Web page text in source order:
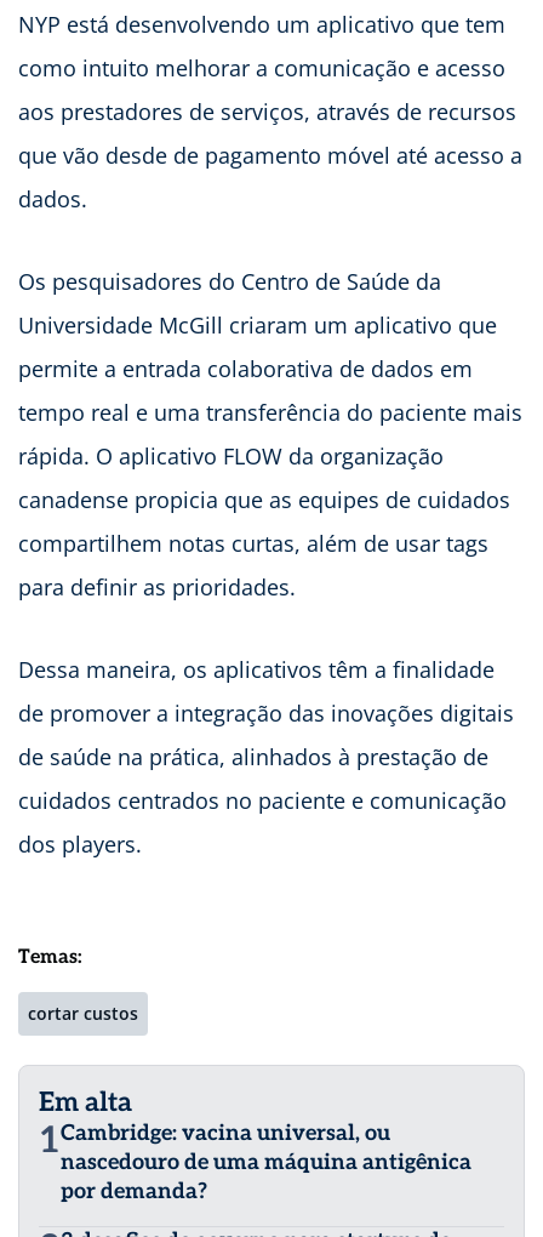
NYP está desenvolvendo um aplicativo que tem
como intuito melhorar a comunicação e acesso
aos prestadores de serviços, através de recursos
que vão desde de pagamento móvel até acesso a
dados.
Os pesquisadores do Centro de Saúde da
Universidade McGill criaram um aplicativo que
permite a entrada colaborativa de dados em
tempo real e uma transferência do paciente mais
rápida. O aplicativo FLOW da organização
canadense propicia que as equipes de cuidados
compartilhem notas curtas, além de usar tags
para definir as prioridades.
Dessa maneira, os aplicativos têm a finalidade
de promover a integração das inovações digitais
de saúde na prática, alinhados à prestação de
cuidados centrados no paciente e comunicação
dos players.
Temas:
cortar custos
Em alta
1Cambridge: vacina universal, ou
nascedouro de uma máquina antigênica
por demanda?